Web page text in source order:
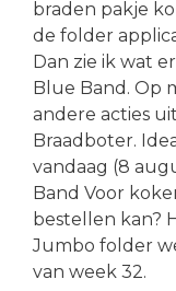
braden pakje
de folder
Dan zie ik wat
Blue Band. Op
andere acties
Braadboter.
vandaag (8
Band Voor
bestellen kan?
Jumbo folder
van week 32.